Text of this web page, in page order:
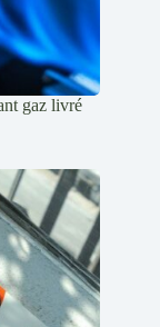
gaz livré